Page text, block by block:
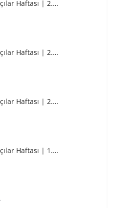
Haftası | 2.…
Haftası | 2.…
Haftası | 2.…
Haftası | 1.…
Haftası | 1.…